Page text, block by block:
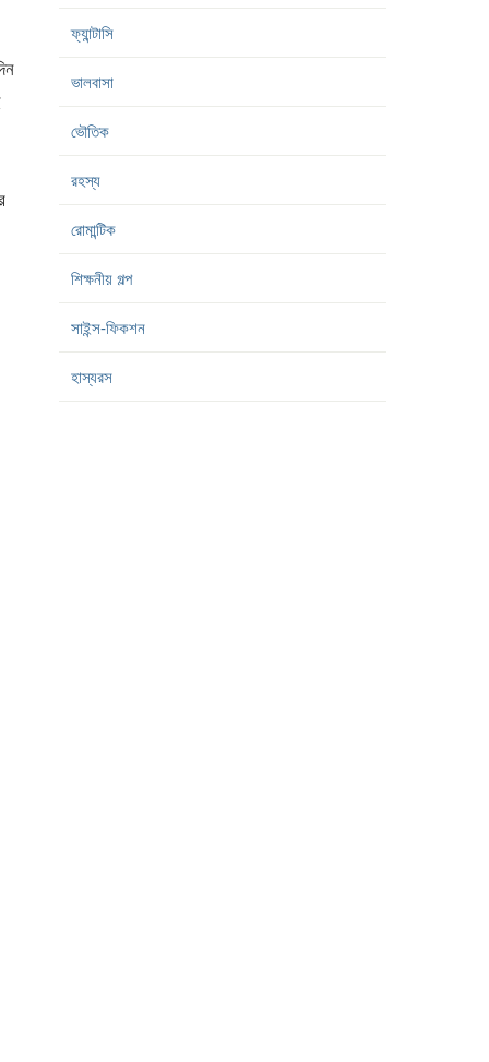
ফ্যান্টাসি
ভালবাসা
ভৌতিক
রহস্য
রোমান্টিক
শিক্ষনীয় গল্প
সাইন্স-ফিকশন
হাস্যরস